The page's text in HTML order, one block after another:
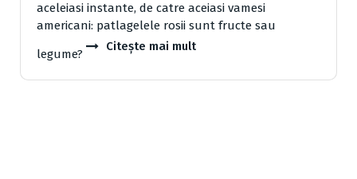
aceleiasi instante, de catre aceiasi vamesi
americani: patlagelele rosii sunt fructe sau
legume?
Citește mai mult